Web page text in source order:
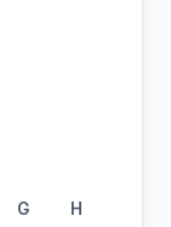
G H